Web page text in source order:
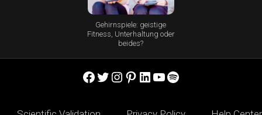
Gehirnspiele: geistige
Fitness, Unterhaltung oder
beides?
Facebook
Twitter
Instagram
Pinterest
LinkedIn
YouTube
Spotify